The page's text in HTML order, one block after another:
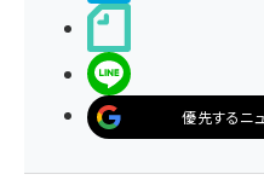
優先するニ